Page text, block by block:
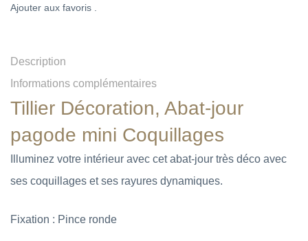
Ajouter aux favoris .
Description
Informations complémentaires
Tillier Décoration, Abat-jour
pagode mini Coquillages
Illuminez votre intérieur avec cet abat-jour très déco avec
ses coquillages et ses rayures dynamiques.
Fixation : Pince ronde